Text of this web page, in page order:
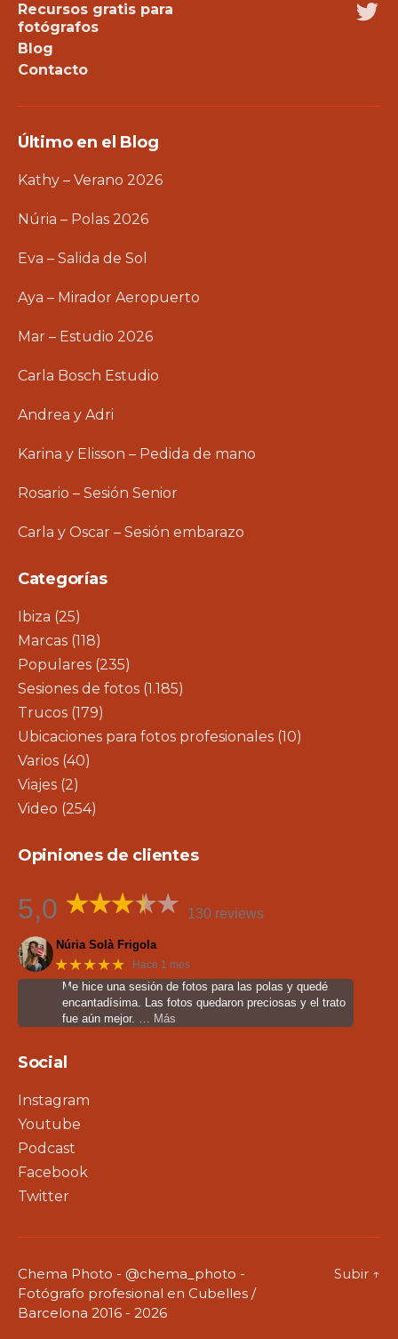
Recursos gratis para
fotógrafos
Blog
Contacto
Último en el Blog
Kathy – Verano 2026
Núria – Polas 2026
Eva – Salida de Sol
Aya – Mirador Aeropuerto
Mar – Estudio 2026
Carla Bosch Estudio
Andrea y Adri
Karina y Elisson – Pedida de mano
Rosario – Sesión Senior
Carla y Oscar – Sesión embarazo
Categorías
Ibiza (25)
Marcas (118)
Populares (235)
Sesiones de fotos (1.185)
Trucos (179)
Ubicaciones para fotos profesionales (10)
Varios (40)
Viajes (2)
Video (254)
Opiniones de clientes
5,0 130 reviews
Núria Solà Frigola
★★★★★ Hace 1 mes
Me hice una sesión de fotos para las polas y quedé
encantadísima. Las fotos quedaron preciosas y el trato
fue aún mejor.
… Más
Social
Instagram
Youtube
Podcast
Facebook
Twitter
Chema Photo - @chema_photo -
Fotógrafo profesional en Cubelles /
Barcelona 2016 - 2026
Subir ↑